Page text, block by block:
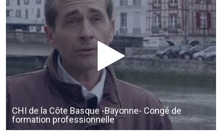
CHI de la Côte Basque -Bayonne- Congé de
formation professionnelle